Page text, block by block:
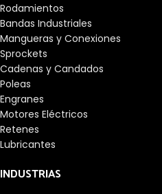
Rodamientos
Bandas Industriales
Mangueras y Conexiones
Sprockets
Cadenas y Candados
Poleas
Engranes
Motores Eléctricos
Retenes
Lubricantes
INDUSTRIAS